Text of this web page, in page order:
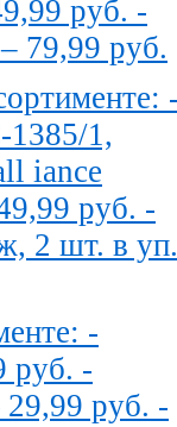
руб. -
79,99 руб.
1385/1,
iance
руб. -
2 шт. в
-
руб. -
руб. -